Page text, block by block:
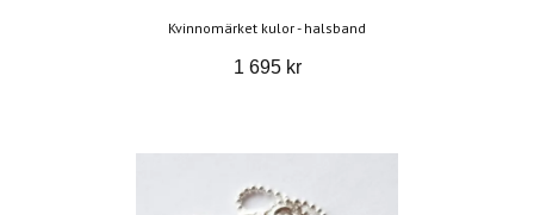
Kvinnomärket kulor - halsband
1 695 kr